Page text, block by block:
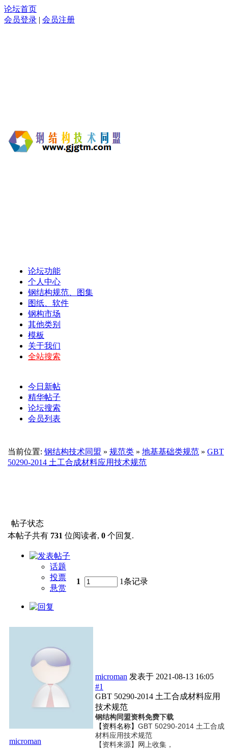
论坛首页
会员登录 | 会员注册
论坛功能
个人中心
钢结构规范、图集
图纸、软件
钢构市场
其他类别
模板
关于我们
全站搜索
今日新帖
精华帖子
论坛搜索
会员列表
当前位置: 钢结构技术同盟 » 规范类 » 地基基础类规范 » GBT
50290-2014 土工合成材料应用技术规范
帖子状态
本帖子共有 731 位阅读者, 0 个回复.
话题
投票
悬赏
1 1条记录
microman
microman 发表于 2021-08-13 16:05
#1
GBT 50290-2014 土工合成材料应用
技术规范
钢结构同盟资料免费下载
【资料名称】 GBT 50290-2014 土工合成
材料应用技术规范
【资料来源】网上收集，